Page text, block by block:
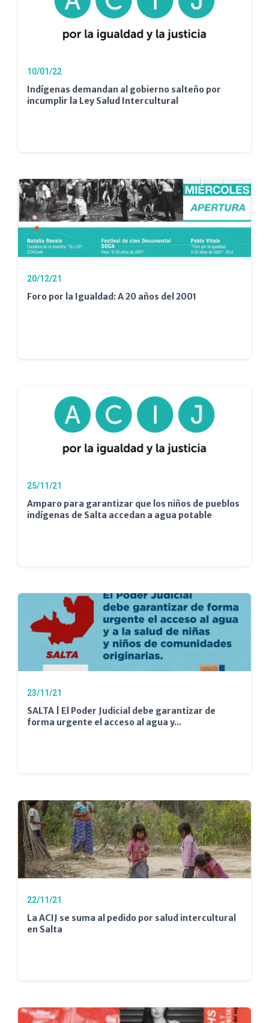
10/01/22
Indígenas demandan al gobierno salteño por
incumplir la Ley Salud Intercultural
20/12/21
Foro por la Igualdad: A 20 años del 2001
25/11/21
Amparo para garantizar que los niños de pueblos
indígenas de Salta accedan a agua potable
23/11/21
SALTA | El Poder Judicial debe garantizar de
forma urgente el acceso al agua y...
22/11/21
La ACIJ se suma al pedido por salud intercultural
en Salta